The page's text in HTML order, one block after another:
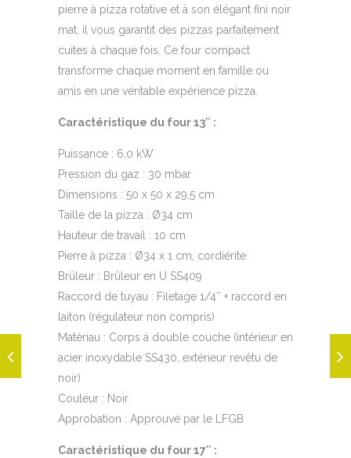
pierre à pizza rotative et à son élégant fini noir
mat, il vous garantit des pizzas parfaitement
cuites à chaque fois. Ce four compact
transforme chaque moment en famille ou
amis en une véritable expérience pizza.
Caractéristique du four 13″ :
Puissance : 6,0 kW
Pression du gaz : 30 mbar
Dimensions : 50 x 50 x 29,5 cm
Taille de la pizza : Ø34 cm
Hauteur de travail : 10 cm
Pierre à pizza : Ø34 x 1 cm, cordiérite
Brûleur : Brûleur en U SS409
Raccord de tuyau : Filetage 1/4″ + raccord en
laiton (régulateur non compris)
Matériau : Corps à double couche (intérieur en
acier inoxydable SS430, extérieur revêtu de
noir)
Couleur : Noir
Approbation : Approuvé par le LFGB
Caractéristique du four 17″ :